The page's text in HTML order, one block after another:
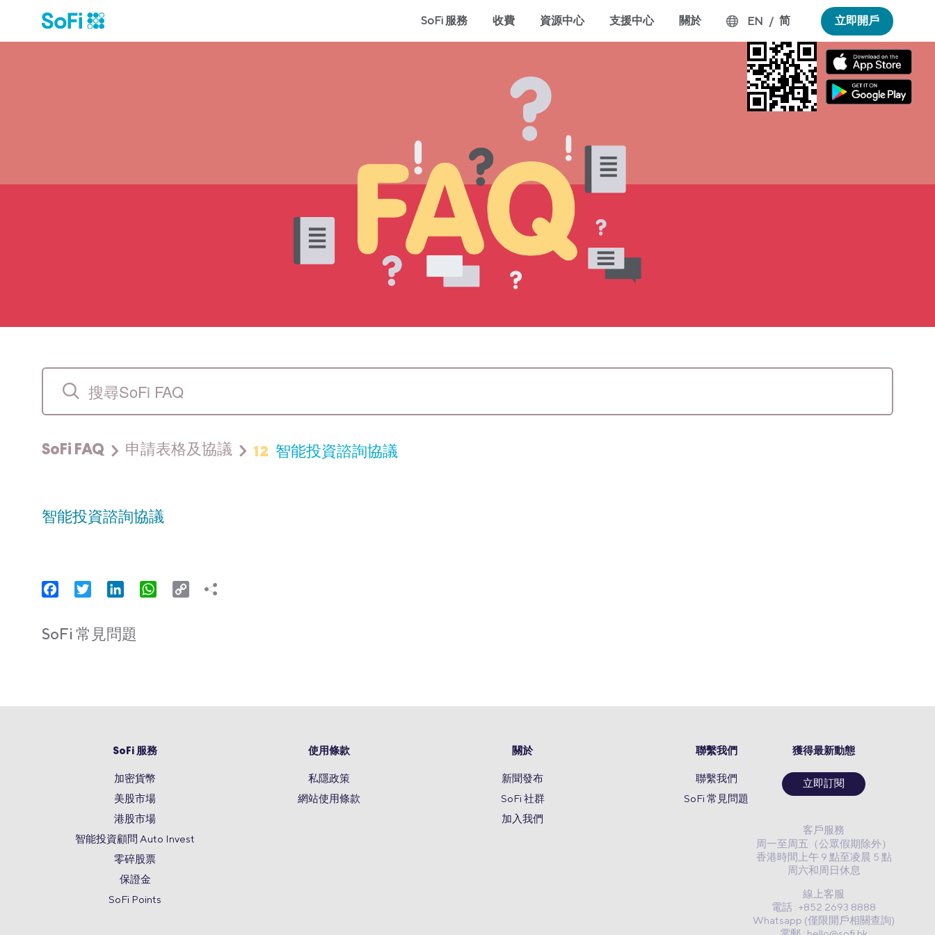
SoFi 服務 收費 資源中心 支援中心 關於 EN / 简 立即開戶
SoFi FAQ 申請表格及協議 12 智能投資諮詢協議
智能投資諮詢協議
FacebookTwitter LinkedInWhatsApp
Copy
SoFi 常見問題
SoFi 服務
加密貨幣
美股市場
港股市場
智能投資顧問 Auto Invest
零碎股票
保證金
SoFi Points
使用條款
私隱政策
網站使用條款
關於
新聞發布
SoFi 社群
加入我們
聯繫我們
聯繫我們
SoFi 常見問題
獲得最新動態
立即訂閱
客戶服務
周一至周五（公眾假期除外）
香港時間上午 9 點至凌晨 5 點
周六和周日休息
線上客服
電話 : +852 2693 8888
Whatsapp (僅限開戶相關查詢)